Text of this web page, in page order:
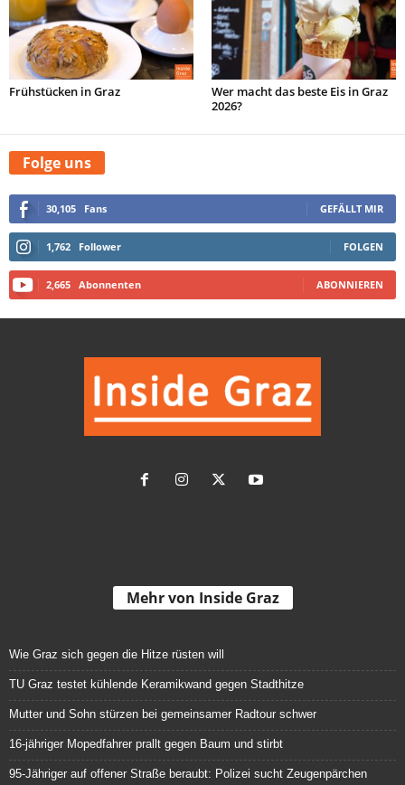
Frühstücken in Graz
Wer macht das beste Eis in Graz
2026?
Folge uns
30,105 Fans GEFÄLLT MIR
1,762 Follower FOLGEN
2,665 Abonnenten ABONNIEREN
Mehr von Inside Graz
Wie Graz sich gegen die Hitze rüsten will
TU Graz testet kühlende Keramikwand gegen Stadthitze
Mutter und Sohn stürzen bei gemeinsamer Radtour schwer
16-jähriger Mopedfahrer prallt gegen Baum und stirbt
95-Jähriger auf offener Straße beraubt: Polizei sucht Zeugenpärchen